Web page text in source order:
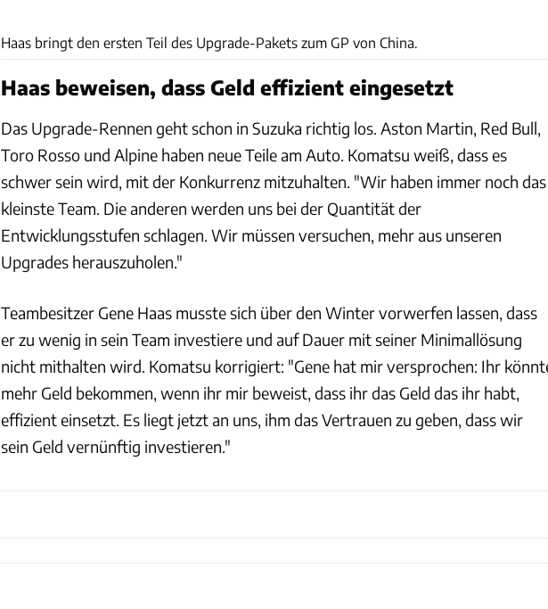
Haas bringt den ersten Teil des Upgrade-Pakets zum GP von China.
Haas beweisen, dass Geld effizient eingesetzt
Das Upgrade-Rennen geht schon in Suzuka richtig los. Aston Martin, Red Bull,
Toro Rosso und Alpine haben neue Teile am Auto. Komatsu weiß, dass es
schwer sein wird, mit der Konkurrenz mitzuhalten. "Wir haben immer noch das
kleinste Team. Die anderen werden uns bei der Quantität der
Entwicklungsstufen schlagen. Wir müssen versuchen, mehr aus unseren
Upgrades herauszuholen."
Teambesitzer Gene Haas musste sich über den Winter vorwerfen lassen, dass
er zu wenig in sein Team investiere und auf Dauer mit seiner Minimallösung
nicht mithalten wird. Komatsu korrigiert: "Gene hat mir versprochen: Ihr
mehr Geld bekommen, wenn ihr mir beweist, dass ihr das Geld das ihr habt,
effizient einsetzt. Es liegt jetzt an uns, ihm das Vertrauen zu geben, dass wir
sein Geld vernünftig investieren."